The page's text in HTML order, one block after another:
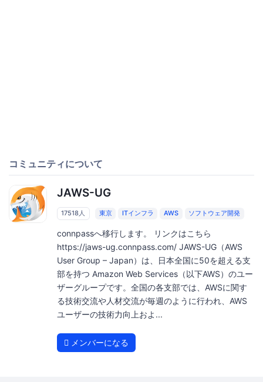
コミュニティについて
JAWS-UG
17518人 東京 ITインフラ AWS ソフトウェア開発
connpassへ移行します。 リンクはこちら
https://jaws-ug.connpass.com/ JAWS-UG（AWS
User Group – Japan）は、日本全国に50を超える支
部を持つ Amazon Web Services（以下AWS）のユー
ザーグループです。全国の各支部では、AWSに関す
る技術交流や人材交流が毎週のように行われ、AWS
ユーザーの技術力向上およ...
メンバーになる